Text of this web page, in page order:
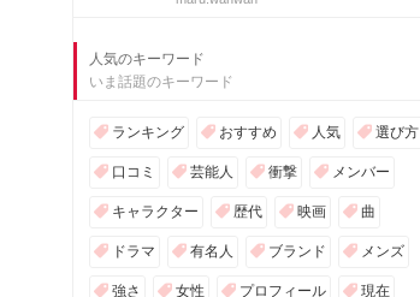
人気のキーワード
いま話題のキーワード
ランキング おすすめ 人気 選び方
口コミ 芸能人 衝撃 メンバー
キャラクター 歴代 映画 曲
ドラマ 有名人 ブランド メンズ
強さ 女性 プロフィール 現在